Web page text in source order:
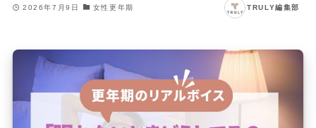
2026年7月9日 女性更年期 TRULY編集部